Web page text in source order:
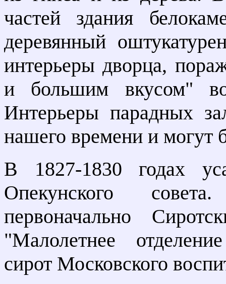
частей здания
деревянный
интерьеры дворца,
и большим вкусом" во
Интерьеры парадных
нашего времени и могут
В 1827-1830 годах
Опекунского
первоначально
"Малолетнее
сирот Московского